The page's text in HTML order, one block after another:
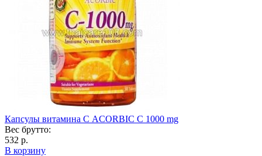
Капсулы витамина С ACORBIC C 1000 mg
Вес брутто:
532 р.
В корзину